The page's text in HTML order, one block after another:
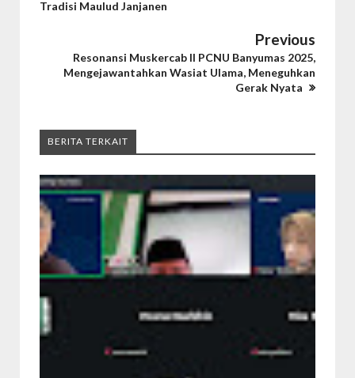
Tradisi Maulud Janjanen
Previous
Resonansi Muskercab II PCNU Banyumas 2025,
Mengejawantahkan Wasiat Ulama, Meneguhkan
Gerak Nyata
BERITA TERKAIT